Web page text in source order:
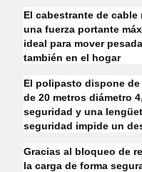
El cabestrante de
una fuerza portante
ideal para mover
también en el hogar
El polipasto dispone
de 20 metros diámetro
seguridad y una
seguridad impide un
Gracias al bloqueo de
la carga de forma